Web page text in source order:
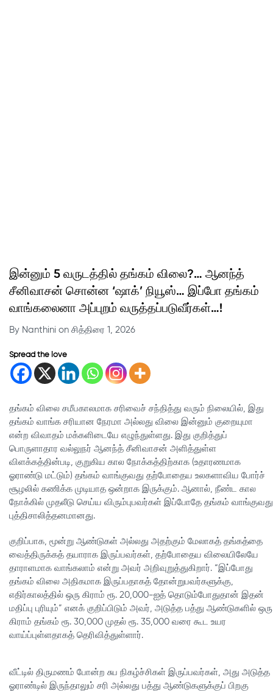
இன்னும் 5 வருடத்தில் தங்கம் விலை?… ஆனந்த்
சீனிவாசன் சொன்ன ‘ஷாக்’ நியூஸ்… இப்போ தங்கம்
வாங்கலைனா அப்புறம் வருத்தப்படுவீர்கள்…!
By Nanthini on சித்திரை 1, 2026
Spread the love
தங்கம் விலை சமீபகாலமாக சரிவைச் சந்தித்து வரும் நிலையில், இது
தங்கம் வாங்க சரியான நேரமா அல்லது விலை இன்னும் குறையுமா
என்ற விவாதம் மக்களிடையே எழுந்துள்ளது. இது குறித்துப்
பொருளாதார வல்லுநர் ஆனந்த் சீனிவாசன் அளித்துள்ள
விளக்கத்தின்படி, குறுகிய கால நோக்கத்திற்காக (உதாரணமாக
ஓராண்டு மட்டும்) தங்கம் வாங்குவது தற்போதைய உலகளாவிய போர்ச்
சூழலில் கணிக்க முடியாத ஒன்றாக இருக்கும். ஆனால், நீண்ட கால
நோக்கில் முதலீடு செய்ய விரும்புபவர்கள் இப்போதே தங்கம் வாங்குவது
புத்திசாலித்தனமானது.
குறிப்பாக, மூன்று ஆண்டுகள் அல்லது அதற்கும் மேலாகத் தங்கத்தை
வைத்திருக்கத் தயாராக இருப்பவர்கள், தற்போதைய விலையிலேயே
தாராளமாக வாங்கலாம் என்று அவர் அறிவுறுத்துகிறார். “இப்போது
தங்கம் விலை அதிகமாக இருப்பதாகத் தோன்றுபவர்களுக்கு,
எதிர்காலத்தில் ஒரு கிராம் ரூ. 20,000-ஐத் தொடும்போதுதான் இதன்
மதிப்பு புரியும்” எனக் குறிப்பிடும் அவர், அடுத்த பத்து ஆண்டுகளில் ஒரு
கிராம் தங்கம் ரூ. 30,000 முதல் ரூ. 35,000 வரை கூட உயர
வாய்ப்புள்ளதாகத் தெரிவித்துள்ளார்.
வீட்டில் திருமணம் போன்ற சுப நிகழ்ச்சிகள் இருப்பவர்கள், அது அடுத்த
ஓராண்டில் இருந்தாலும் சரி அல்லது பத்து ஆண்டுகளுக்குப் பிறகு